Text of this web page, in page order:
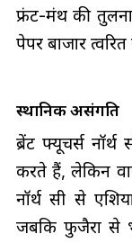
फ्रंट-मंथ की
पेपर बाजार
स्थानिक असंगति
ब्रेंट फ्यूचर्स नॉर्थ
करते हैं, लेकिन
नॉर्थ सी से
जबकि फुजैरा से